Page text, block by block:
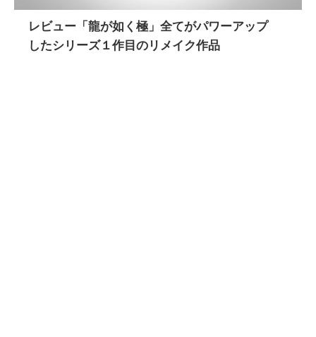
レビュー「龍が如く極」全てがパワーアップ
したシリーズ１作目のリメイク作品